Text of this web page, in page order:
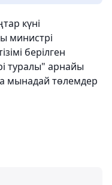
күні
министрі
берілген
туралы" арнайы
мынадай төлемдер